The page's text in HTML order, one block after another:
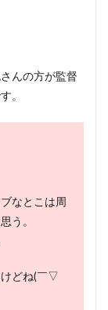
んの方が監督
。
なとこは周
う。
けどね(￣▽